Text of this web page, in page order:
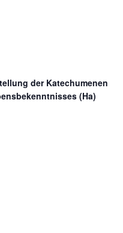
der Katechumenen
(Ha)